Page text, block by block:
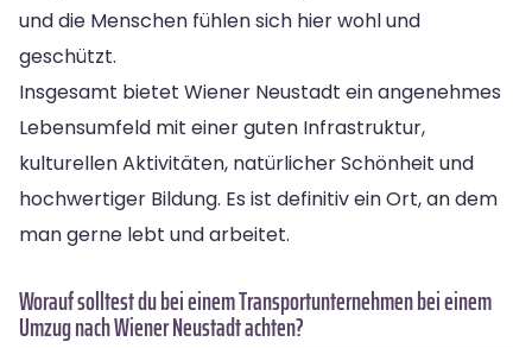
und die Menschen fühlen sich hier wohl und
geschützt.
Insgesamt bietet Wiener Neustadt ein angenehmes
Lebensumfeld mit einer guten Infrastruktur,
kulturellen Aktivitäten, natürlicher Schönheit und
hochwertiger Bildung. Es ist definitiv ein Ort, an dem
man gerne lebt und arbeitet.
Worauf solltest du bei einem Transportunternehmen bei einem
Umzug nach Wiener Neustadt achten?